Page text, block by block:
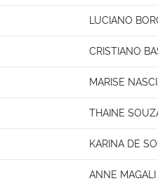
LUCIANO
CRISTIANO
MARISE
THAINE
KARINA DE
ANNE